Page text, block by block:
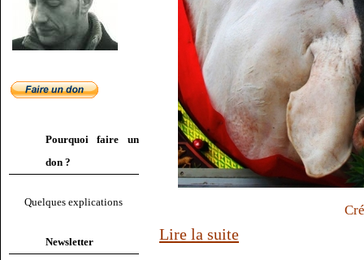
Pourquoi faire un
don ?
Quelques explications
Newsletter Lire la suite